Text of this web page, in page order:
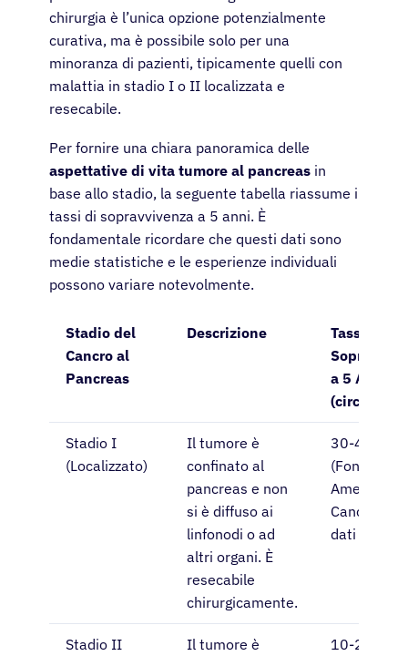
chirurgia è l’unica opzione potenzialmente
curativa, ma è possibile solo per una
minoranza di pazienti, tipicamente quelli con
malattia in stadio I o II localizzata e
resecabile.
Per fornire una chiara panoramica delle
aspettative di vita tumore al pancreas in
base allo stadio, la seguente tabella riassume i
tassi di sopravvivenza a 5 anni. È
fondamentale ricordare che questi dati sono
medie statistiche e le esperienze individuali
possono variare notevolmente.
Stadio del
Cancro al
Pancreas
Descrizione
Tasso di
a 5 Anni
(circa)
Stadio I
(Localizzato)
Il tumore è
confinato al
pancreas e non
si è diffuso ai
linfonodi o ad
altri organi. È
resecabile
chirurgicamente.
30-40%
(Fonte:
American
Cancer
dati
Stadio II
Il tumore è
10-20%